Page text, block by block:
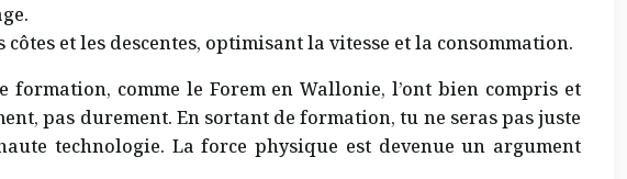
et les descentes, optimisant la vitesse et la consommation.
formation, comme le Forem en Wallonie, l’ont bien compris et
pas durement. En sortant de formation, tu ne seras pas juste
technologie. La force physique est devenue un argument